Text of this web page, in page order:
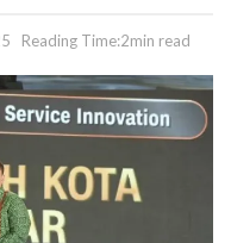
Reading Time:2min read